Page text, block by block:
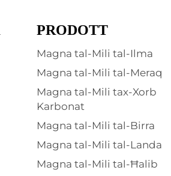
PRODOTT
Magna tal-Mili tal-Ilma
Magna tal-Mili tal-Meraq
Magna tal-Mili tax-Xorb
Karbonat
Magna tal-Mili tal-Birra
Magna tal-Mili tal-Landa
Magna tal-Mili tal-Ħalib